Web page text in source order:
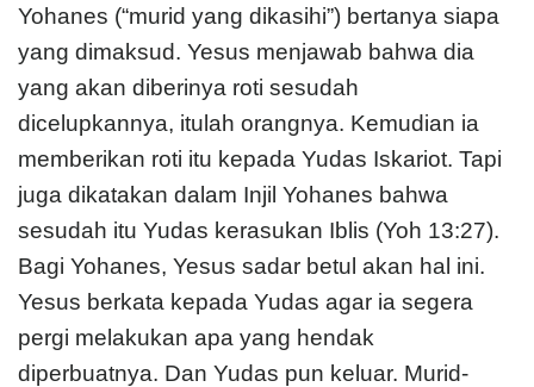
Yohanes (“murid yang dikasihi”) bertanya siapa
yang dimaksud. Yesus menjawab bahwa dia
yang akan diberinya roti sesudah
dicelupkannya, itulah orangnya. Kemudian ia
memberikan roti itu kepada Yudas Iskariot. Tapi
juga dikatakan dalam Injil Yohanes bahwa
sesudah itu Yudas kerasukan Iblis (Yoh 13:27).
Bagi Yohanes, Yesus sadar betul akan hal ini.
Yesus berkata kepada Yudas agar ia segera
pergi melakukan apa yang hendak
diperbuatnya. Dan Yudas pun keluar. Murid-